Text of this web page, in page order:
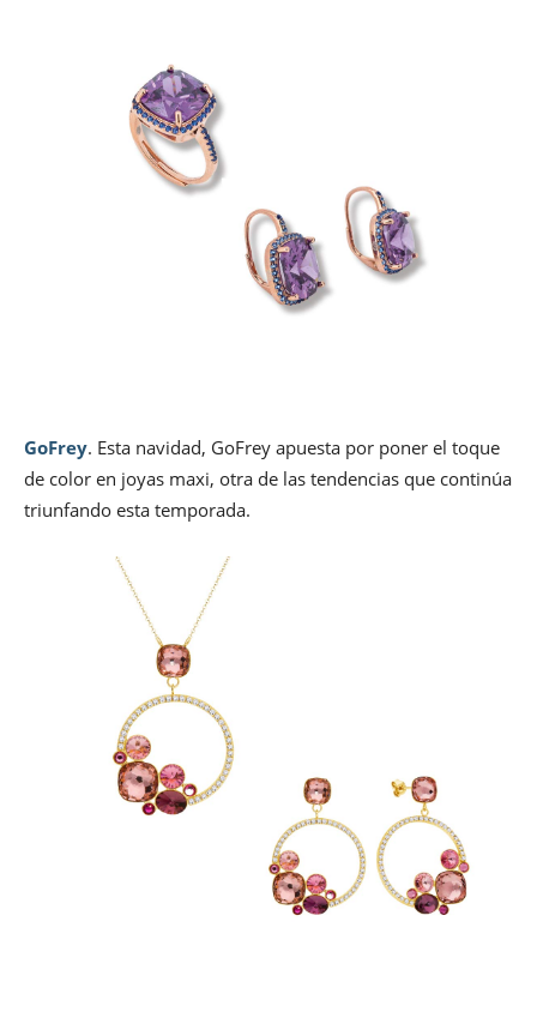
GoFrey. Esta navidad, GoFrey apuesta por poner el toque
de color en joyas maxi, otra de las tendencias que continúa
triunfando esta temporada.